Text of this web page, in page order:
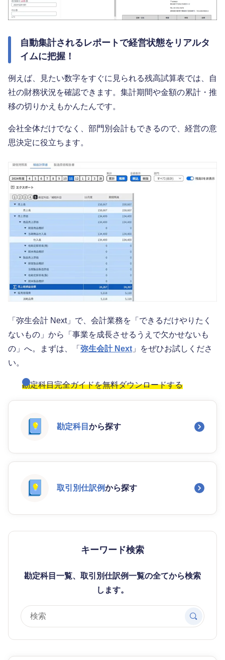
自動集計されるレポートで経営状態をリアルタ
イムに把握！
例えば、見たい数字をすぐに見られる残高試算表では、自
社の財務状況を確認できます。集計期間や金額の累計・推
移の切りかえもかんたんです。
会社全体だけでなく、部門別会計もできるので、経営の意
思決定に役立ちます。
「弥生会計 Next」で、会計業務を「できるだけやりたく
ないもの」から「事業を成長させるうえで欠かせないも
の」へ。まずは、「 弥生会計 Next 」をぜひお試しくださ
い。
勘定科目完全ガイドを無料ダウンロードする
勘定科目 から探す
取引別仕訳例から探す
キーワード検索
勘定科目一覧、取引別仕訳例一覧の全てから検索
します。